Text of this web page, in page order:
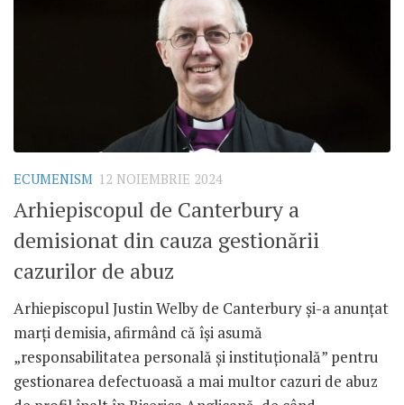
ECUMENISM 12 NOIEMBRIE 2024
Arhiepiscopul de Canterbury a
demisionat din cauza gestionării
cazurilor de abuz
Arhiepiscopul Justin Welby de Canterbury și-a anunțat
marți demisia, afirmând că își asumă
„responsabilitatea personală și instituțională” pentru
gestionarea defectuoasă a mai multor cazuri de abuz